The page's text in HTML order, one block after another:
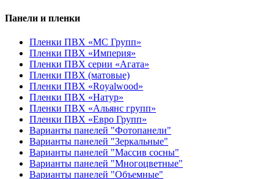
Панели и пленки
Пленки ПВХ «МС Групп»
Пленки ПВХ «Империя»
Пленки ПВХ серии «Агата»
Пленки ПВХ (матовые)
Пленки ПВХ «Royalwood»
Пленки ПВХ «Натур»
Пленки ПВХ «Альянс групп»
Пленки ПВХ «Евро Групп»
Варианты панелей "Фотопанели"
Варианты панелей "Зеркальные"
Варианты панелей "Массив сосны"
Варианты панелей "Многоцветные"
Варианты панелей "Объемные"